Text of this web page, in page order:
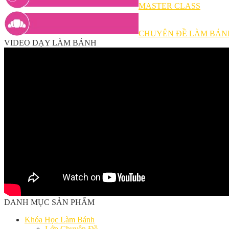
MASTER CLASS
CHUYÊN ĐỀ LÀM
VIDEO DẠY LÀM BÁNH
DANH MỤC SẢN PHẨM
Khóa Học Làm Bánh